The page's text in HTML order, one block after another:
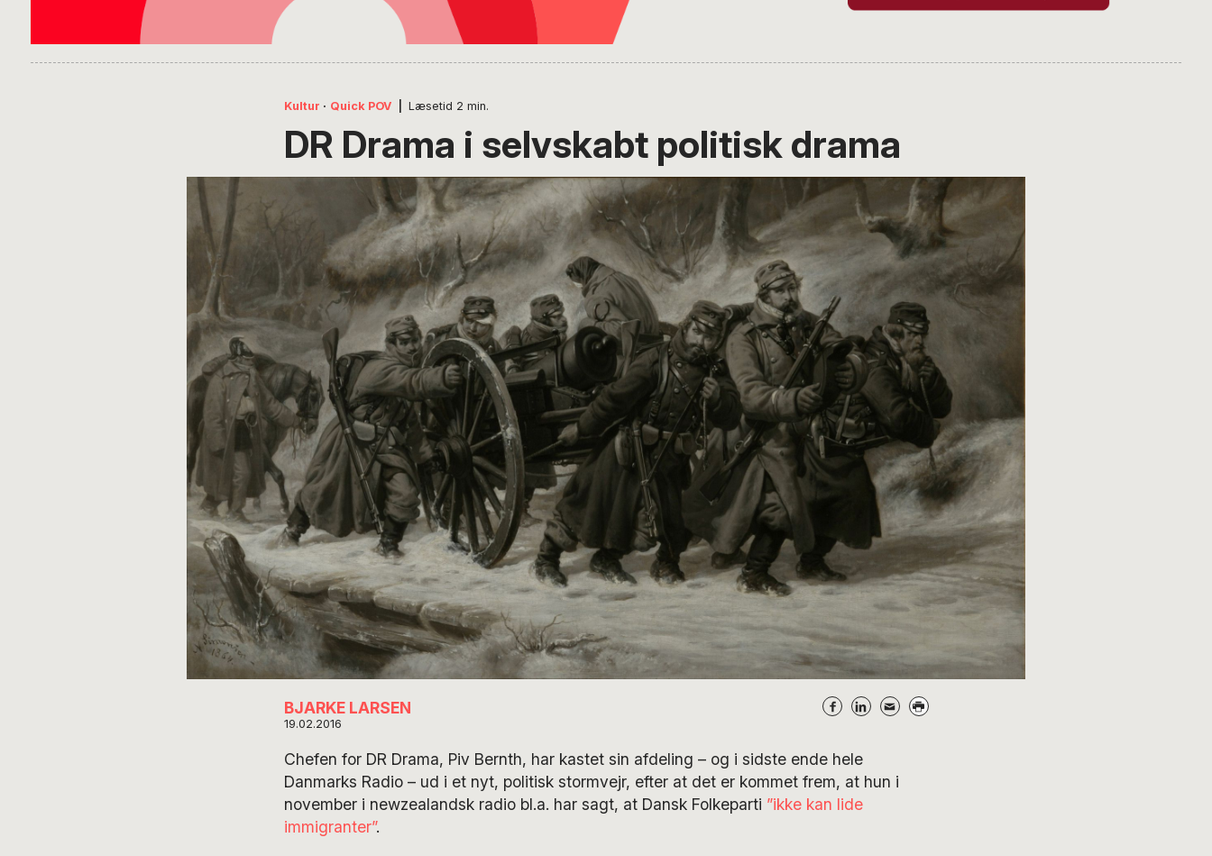
Kultur · Quick POV Læsetid 2 min.
DR Drama i selvskabt politisk drama
BJARKE LARSEN
19.02.2016
Chefen for DR Drama, Piv Bernth, har kastet sin afdeling – og i sidste ende hele
Danmarks Radio – ud i et nyt, politisk stormvejr, efter at det er kommet frem, at hun i
november i newzealandsk radio bl.a. har sagt, at Dansk Folkeparti ”ikke kan lide
immigranter”.